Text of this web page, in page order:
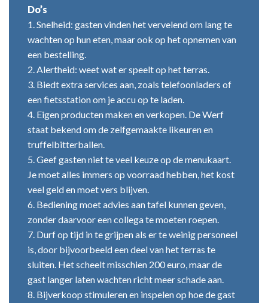
Do’s
1. Snelheid: gasten vinden het vervelend om lang te
wachten op hun eten, maar ook op het opnemen van
een bestelling.
2. Alertheid: weet wat er speelt op het terras.
3. Biedt extra services aan, zoals telefoonladers of
een fietsstation om je accu op te laden.
4. Eigen producten maken en verkopen. De Werf
staat bekend om de zelfgemaakte likeuren en
truffelbitterballen.
5. Geef gasten niet te veel keuze op de menukaart.
Je moet alles immers op voorraad hebben, het kost
veel geld en moet vers blijven.
6. Bediening moet advies aan tafel kunnen geven,
zonder daarvoor een collega te moeten roepen.
7. Durf op tijd in te grijpen als er te weinig personeel
is, door bijvoorbeeld een deel van het terras te
sluiten. Het scheelt misschien 200 euro, maar de
gast langer laten wachten richt meer schade aan.
8. Bijverkoop stimuleren en inspelen op hoe de gast